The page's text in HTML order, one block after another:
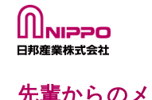
先輩からの